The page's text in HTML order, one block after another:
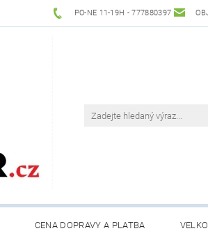
PO-NE 11-19H - 777880397
CENA DOPRAVY A PLATBA